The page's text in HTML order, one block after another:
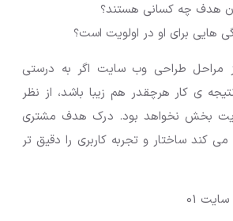
هدف چه کسانی هستند؟
هایی برای او در اولویت است؟
مراحل طراحی وب سایت اگر به درستی
ی کار هرچقدر هم زیبا باشد، از نظر
بخش نخواهد بود. درک هدف مشتری
کند ساختار و تجربه کاربری را دقیق تر